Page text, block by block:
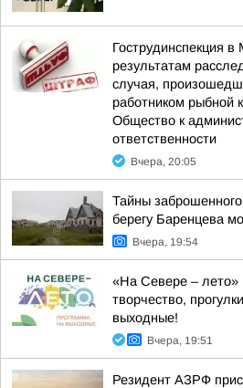
Гострудинспекция
результатам
случая,
работником рыбной
Общество к
ответственности
Вчера, 20:05
Тайны
берегу Баренцева
Вчера, 19:54
«На Севере – лето»
творчество,
выходные!
Вчера, 19:51
Резидент АЗРФ